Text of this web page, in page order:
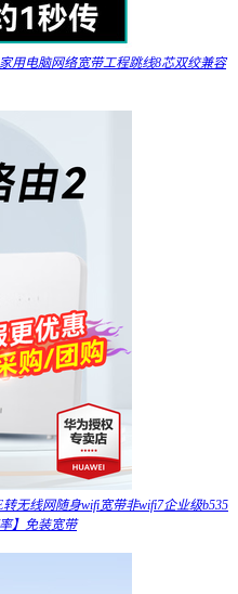
用电脑网络宽带工程跳线8芯双绞兼容
无线网随身wifi宽带非wifi7企业级b535
】免装宽带